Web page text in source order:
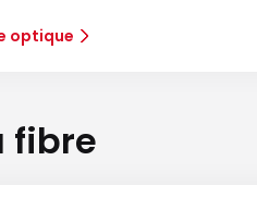
optique
fibre